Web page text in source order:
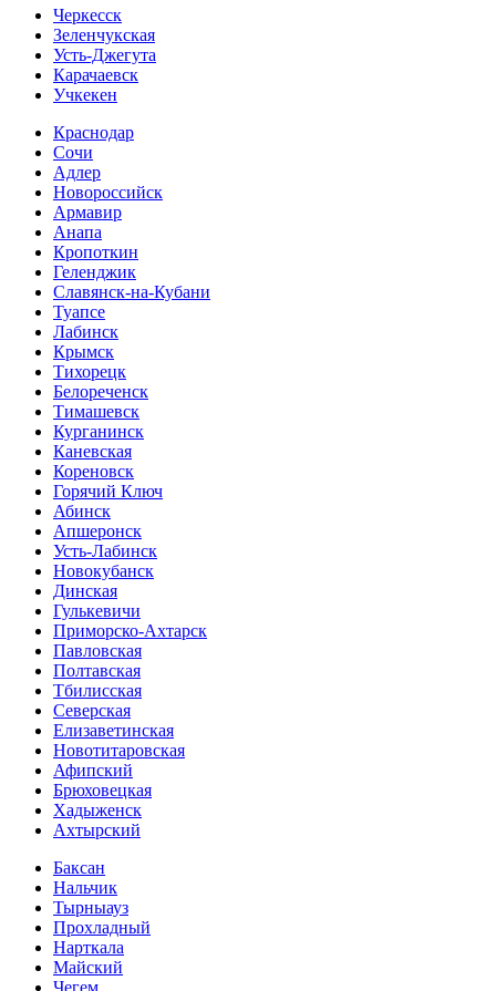
Черкесск
Зеленчукская
Усть-Джегута
Карачаевск
Учкекен
Краснодар
Сочи
Адлер
Новороссийск
Армавир
Анапа
Кропоткин
Геленджик
Славянск-на-Кубани
Туапсе
Лабинск
Крымск
Тихорецк
Белореченск
Тимашевск
Курганинск
Каневская
Кореновск
Горячий Ключ
Абинск
Апшеронск
Усть-Лабинск
Новокубанск
Динская
Гулькевичи
Приморско-Ахтарск
Павловская
Полтавская
Тбилисская
Северская
Елизаветинская
Новотитаровская
Афипский
Брюховецкая
Хадыженск
Ахтырский
Баксан
Нальчик
Тырныауз
Прохладный
Нарткала
Майский
Чегем